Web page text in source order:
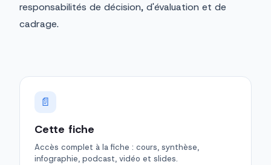
responsabilités de décision, d'évaluation et de
cadrage.
📄
Cette fiche
Accès complet à la fiche : cours, synthèse,
infographie, podcast, vidéo et slides.